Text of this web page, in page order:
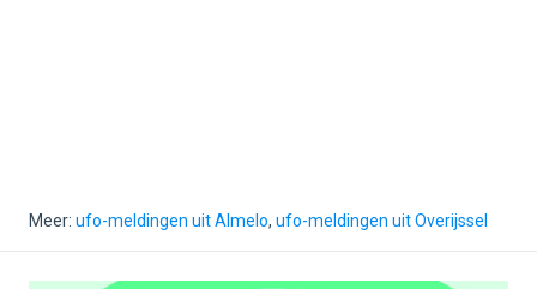
Meer: ufo-meldingen uit Almelo, ufo-meldingen uit Overijssel